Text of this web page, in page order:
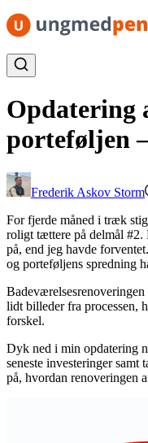
Spring til indhold
Opdatering
porteføljen
Frederik Askov Storm
For fjerde måned i træk
roligt tættere på delmål
på, end jeg havde
og porteføljens spredning
lidt billeder fra processen,
forskel.
Dyk ned i min opdatering
seneste investeringer samt
på, hvordan renoveringen